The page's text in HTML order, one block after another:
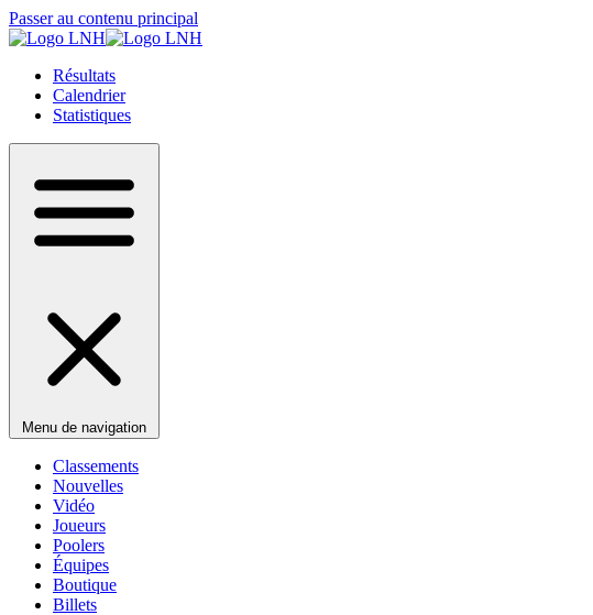
Passer au contenu principal
Résultats
Calendrier
Statistiques
Menu de navigation
Classements
Nouvelles
Vidéo
Joueurs
Poolers
Équipes
Boutique
Billets